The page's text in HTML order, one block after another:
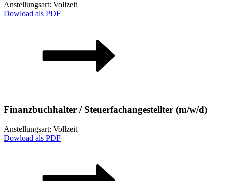
Anstellungsart: Vollzeit
Dowload als PDF
Finanzbuchhalter / Steuerfachangestellter (m/w/d)
Anstellungsart: Vollzeit
Dowload als PDF